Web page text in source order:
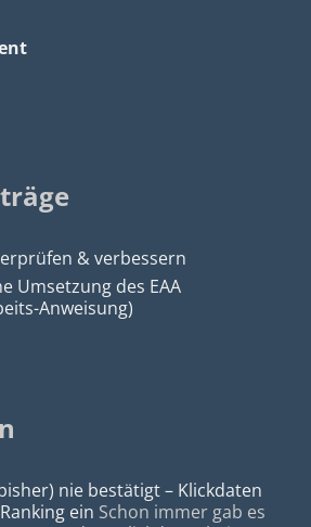
& verbessern
Umsetzung des EAA
Anweisung)
nie bestätigt – Klickdaten
ein Schon immer gab es